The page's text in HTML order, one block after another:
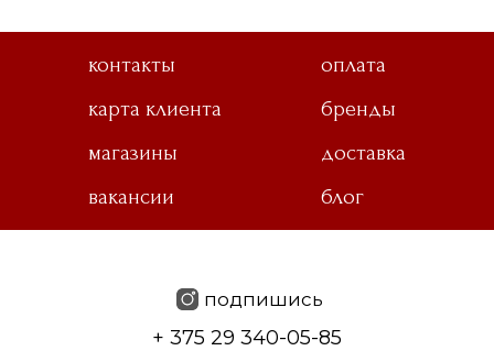
контакты
оплата
карта клиента
бренды
магазины
доставка
вакансии
блог
подпишись
+ 375 29 340-05-85